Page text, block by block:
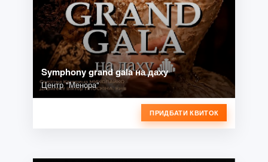
Symphony grand gala на даху
Центр "Менора"
ПРИДБАТИ КВИТОК